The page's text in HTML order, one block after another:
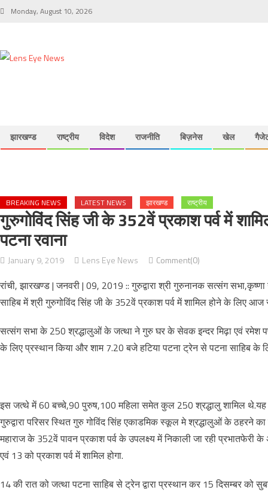
Skip to content
Monday, August 10, 2026
झारखण्ड राष्ट्रीय विदेश राजनीति बिज़नेस खेल
BREAKING NEWS LATEST NEWS झारखण्ड राष्ट्रीय
गुरुगोविंद सिंह जी के 352वें प्रकाश पर्व में
पटना रवाना
January 9, 2019 Lens Eye News Comment(0)
रांची, झारखण्ड | जनवरी | 09, 2019 :: गुरुद्वारा श्री गुरुनानक सत्संग
साहिब में श्री गुरुगोविंद सिंह जी के 352वें प्रकाश पर्व में शामिल होने के लिए आज
सत्संग सभा के 250 श्रद्धालुओं के जत्था ने गुरु घर के सेवक इन्दर मिढ़ा एवं रमेश
के लिए प्रस्थान किया और शाम 7.20 बजे हटिया पटना ट्रेन से पटना साहिब के
इस जत्थे में 60 बच्चे,90 पुरुष,100 महिला समेत कुल 250 श्रद्धालु शामिल
गुरुद्वारा परिसर स्थित गुरु गोविंद सिंह एकाडमिक स्कूल मे श्रद्धालुओं के ठहरने का
महाराज के 352वें पावन प्रकाश पर्व के उपलक्ष्य में निकाली जा रही
एवं 13 को प्रकाश पर्व में शामिल होगा.
14 की रात को जत्था पटना साहिब से ट्रेन द्वारा प्रस्थान कर 15 दिसम्बर को